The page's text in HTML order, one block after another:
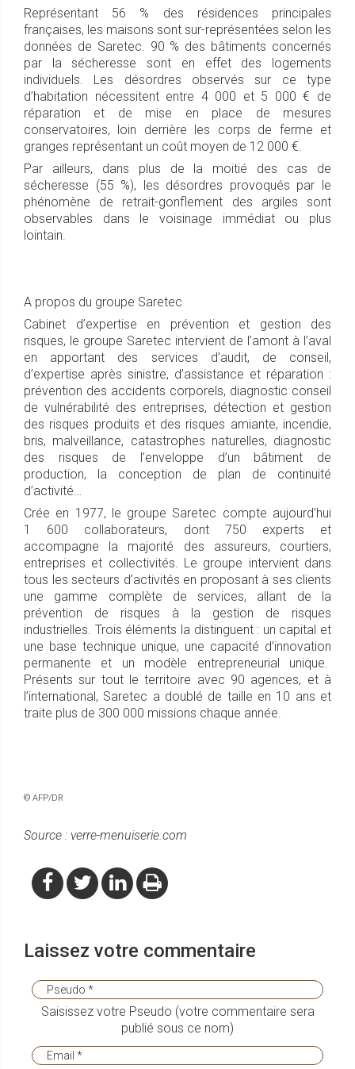
Représentant 56 % des résidences principales
françaises, les maisons sont sur-représentées selon les
données de Saretec. 90 % des bâtiments concernés
par la sécheresse sont en effet des logements
individuels. Les désordres observés sur ce type
d’habitation nécessitent entre 4 000 et 5 000 € de
réparation et de mise en place de mesures
conservatoires, loin derrière les corps de ferme et
granges représentant un coût moyen de 12 000 €.
Par ailleurs, dans plus de la moitié des cas de
sécheresse (55 %), les désordres provoqués par le
phénomène de retrait-gonflement des argiles sont
observables dans le voisinage immédiat ou plus
lointain.
A propos du groupe Saretec
Cabinet d’expertise en prévention et gestion des
risques, le groupe Saretec intervient de l’amont à l’aval
en apportant des services d’audit, de conseil,
d’expertise après sinistre, d’assistance et réparation :
prévention des accidents corporels, diagnostic conseil
de vulnérabilité des entreprises, détection et gestion
des risques produits et des risques amiante, incendie,
bris, malveillance, catastrophes naturelles, diagnostic
des risques de l’enveloppe d’un bâtiment de
production, la conception de plan de continuité
d’activité…
Crée en 1977, le groupe Saretec compte aujourd’hui
1 600 collaborateurs, dont 750 experts et
accompagne la majorité des assureurs, courtiers,
entreprises et collectivités. Le groupe intervient dans
tous les secteurs d’activités en proposant à ses clients
une gamme complète de services, allant de la
prévention de risques à la gestion de risques
industrielles. Trois éléments la distinguent : un capital et
une base technique unique, une capacité d’innovation
permanente et un modèle entrepreneurial unique.
Présents sur tout le territoire avec 90 agences, et à
l’international, Saretec a doublé de taille en 10 ans et
traite plus de 300 000 missions chaque année.
© AFP/DR
Source : verre-menuiserie.com
Laissez votre commentaire
Saisissez votre Pseudo (votre commentaire sera
publié sous ce nom)